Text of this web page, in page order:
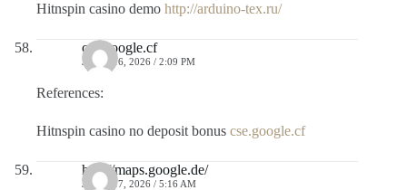
Hitnspin casino demo http://arduino-tex.ru/
cse.google.cf
JULIO 16, 2026 / 2:09 PM
References:
Hitnspin casino no deposit bonus cse.google.cf
http://maps.google.de/
JULIO 17, 2026 / 5:16 AM